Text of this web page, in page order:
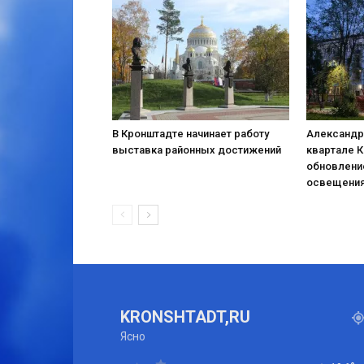
В Кронштадте начинает работу
выставка районных достижений
квартале
KRONSHTADT,RU
Ясно